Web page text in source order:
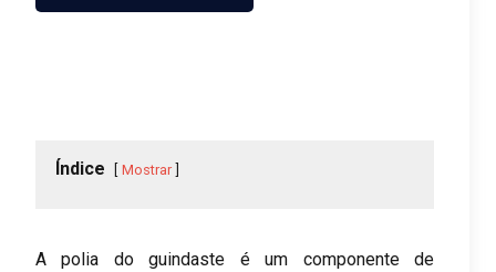
Índice Mostrar
A polia do guindaste é um componente de